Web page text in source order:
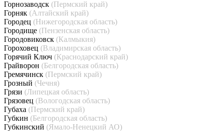
Горнозаводск (Пермский край)
Горняк (Алтайский край)
Городец (Нижегородская область)
Городище (Пензенская область)
Городовиковск (Калмыкия)
Гороховец (Владимирская область)
Горячий Ключ (Краснодарский край)
Грайворон (Белгородская область)
Гремячинск (Пермский край)
Грозный (Чечня)
Грязи (Липецкая область)
Грязовец (Вологодская область)
Губаха (Пермский край)
Губкин (Белгородская область)
Губкинский (Ямало-Ненецкий АО)